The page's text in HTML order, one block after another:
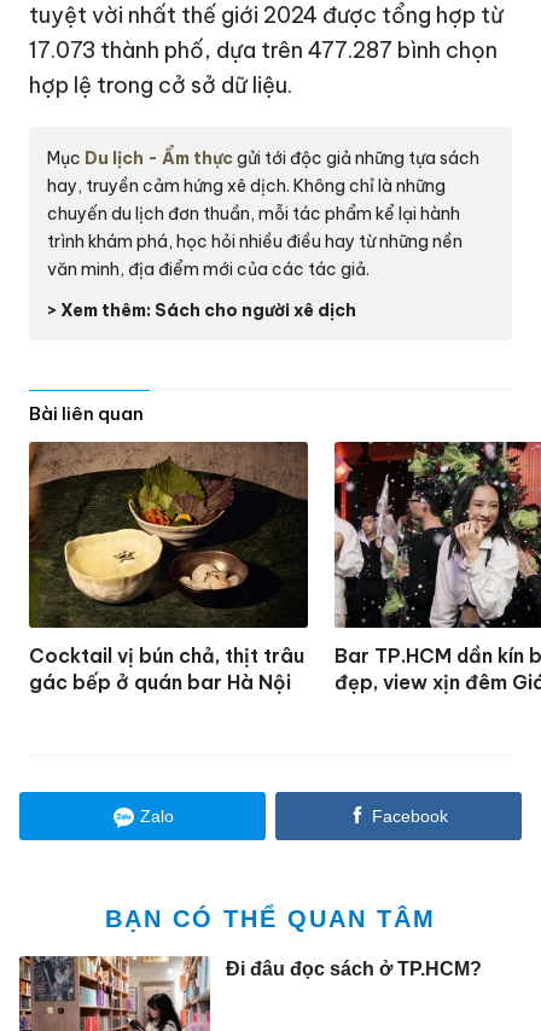
tuyệt vời nhất thế giới 2024 được tổng hợp từ
17.073 thành phố, dựa trên 477.287 bình chọn
hợp lệ trong cở sở dữ liệu.
Mục Du lịch - Ẩm thựcgửi tới độc giả những tựa sách
hay, truyền cảm hứng xê dịch. Không chỉ là những
chuyến du lịch đơn thuần, mỗi tác phẩm kể lại hành
trình khám phá, học hỏi nhiều điều hay từ những nền
văn minh, địa điểm mới của các tác giả.
> Xem thêm: Sách cho người xê dịch
Bài liên quan
Cocktail vị bún chả, thịt trâu
gác bếp ở quán bar Hà Nội
Bar TP.HCM dần kín
đẹp, view xịn đêm
Zalo Facebook
BẠN CÓ THỂ QUAN TÂM
Đi đâu đọc sách ở TP.HCM?